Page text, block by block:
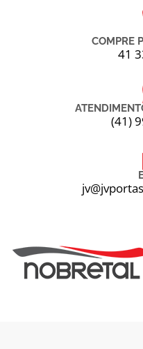
COMPRE
41
(41)